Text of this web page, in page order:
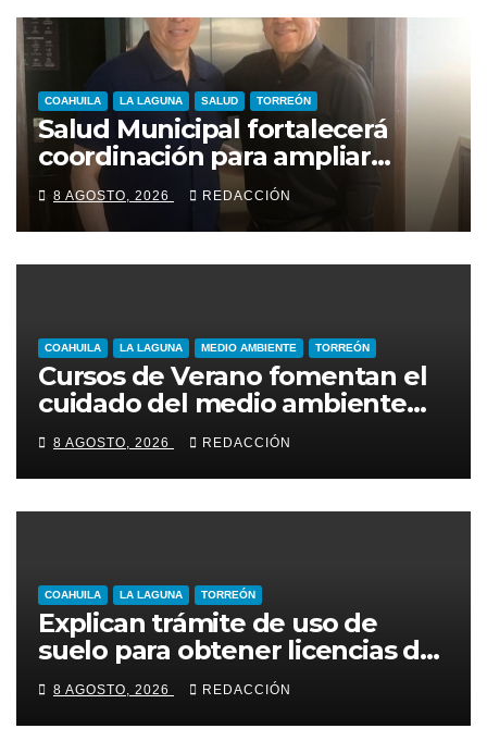
COAHUILA LA LAGUNA SALUD TORREÓN
Salud Municipal fortalecerá
coordinación para ampliar
programas en Torreón
8 AGOSTO, 2026 REDACCIÓN
COAHUILA LA LAGUNA MEDIO AMBIENTE TORREÓN
Cursos de Verano fomentan el
cuidado del medio ambiente
entre niñas y niños de Torreón
8 AGOSTO, 2026 REDACCIÓN
COAHUILA LA LAGUNA TORREÓN
Explican trámite de uso de
suelo para obtener licencias de
construcción en Torreón
8 AGOSTO, 2026 REDACCIÓN